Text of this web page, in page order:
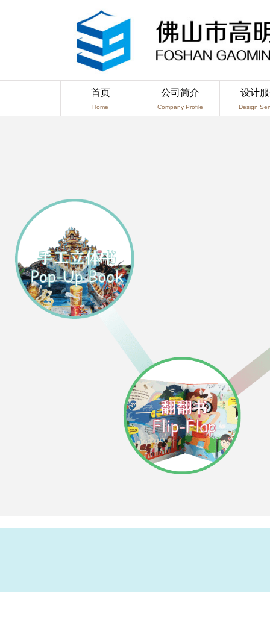
首页
Home
公司简介
Company Profile
设计
Design